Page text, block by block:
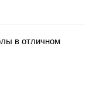
в отличном